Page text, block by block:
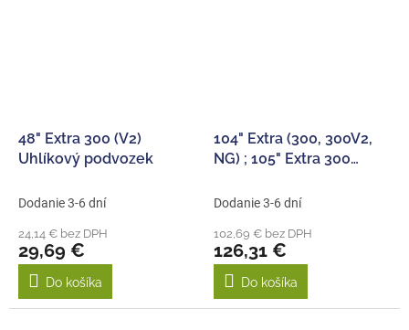
48" Extra 300 (V2)
Uhlíkový podvozek
Dodanie 3-6 dní
24,14 € bez DPH
29,69 €
Do košíka
104" Extra (300, 300V2,
NG) ; 105" Extra 300
Dodanie 3-6 dní
102,69 € bez DPH
126,31 €
Do košíka